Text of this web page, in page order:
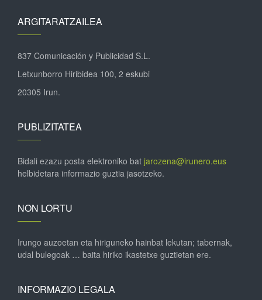
ARGITARATZAILEA
837 Comunicación y Publicidad S.L.
Letxunborro Hiribidea 100, 2 eskubi
20305 Irun.
PUBLIZITATEA
Bidali ezazu posta elektroniko bat jarozena@irunero.eus
helbidetara informazio guztia jasotzeko.
NON LORTU
Irungo auzoetan eta hiriguneko hainbat lekutan; tabernak,
udal bulegoak … baita hiriko ikastetxe guztietan ere.
INFORMAZIO LEGALA